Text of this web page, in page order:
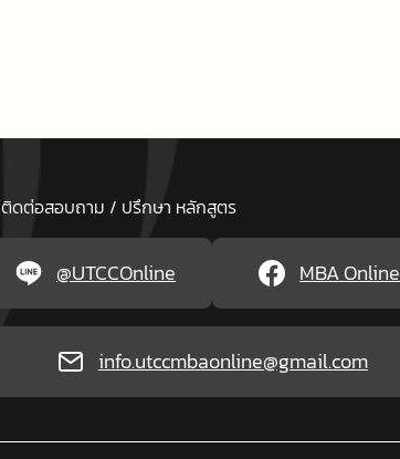
ติดต่อสอบถาม / ปรึกษา หลักสูตร
@UTCCOnline MBA Online
info.utccmbaonline@gmail.com